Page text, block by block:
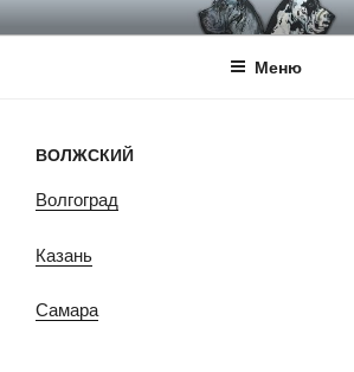
Перейти
к
НКП НЕМЕЦКИЙ ДОГ
Официальный сайт НКП Немецкий Дог
Меню
ВОЛЖСКИЙ
Волгоград
Казань
Самара